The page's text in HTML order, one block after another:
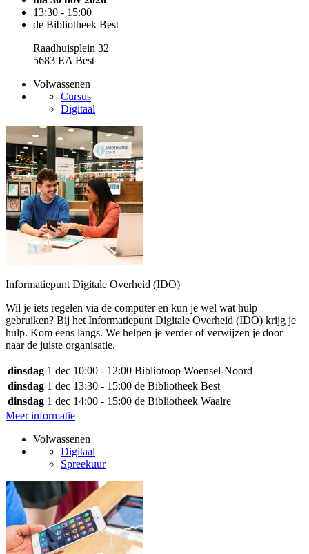
13:30 - 15:00
de Bibliotheek Best
Raadhuisplein 32
5683 EA Best
Volwassenen
Cursus
Digitaal
Informatiepunt Digitale Overheid (IDO)
Wil je iets regelen via de computer en kun je wel wat hulp
gebruiken? Bij het Informatiepunt Digitale Overheid (IDO) krijg je
hulp. Kom eens langs. We helpen je verder of verwijzen je door
naar de juiste organisatie.
dinsdag 1 dec 10:00 - 12:00 Bibliotoop Woensel-Noord
dinsdag 1 dec 13:30 - 15:00 de Bibliotheek Best
dinsdag 1 dec 14:00 - 15:00 de Bibliotheek Waalre
Meer informatie
Volwassenen
Digitaal
Spreekuur